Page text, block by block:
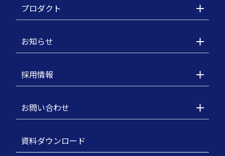
プロダクト
お知らせ
採用情報
お問い合わせ
資料ダウンロード